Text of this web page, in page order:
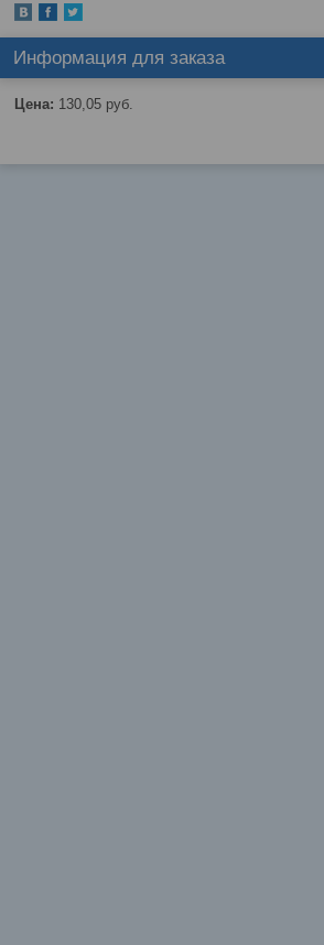
Информация для заказа
Цена: 130,05 руб.